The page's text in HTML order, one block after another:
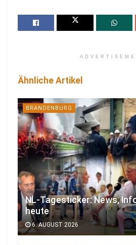
Ähnliche Artikel
BRANDENBURG
NL-Tagesticker: News,
heute
6. AUGUST 2026